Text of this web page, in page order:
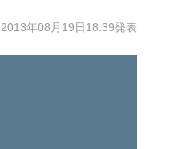
2013年08月19日18:39発表